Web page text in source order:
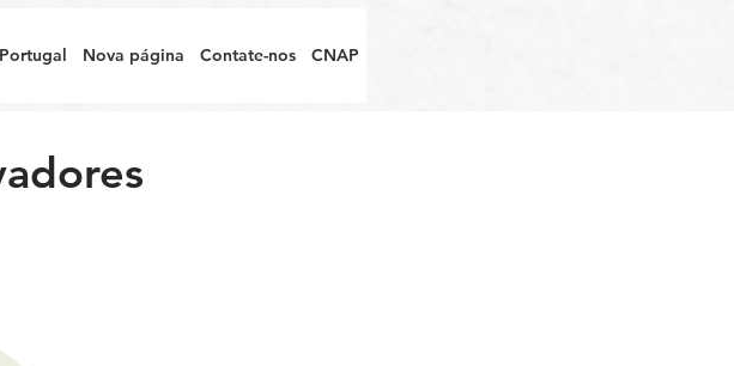
Nova página Contate-nos CNAP